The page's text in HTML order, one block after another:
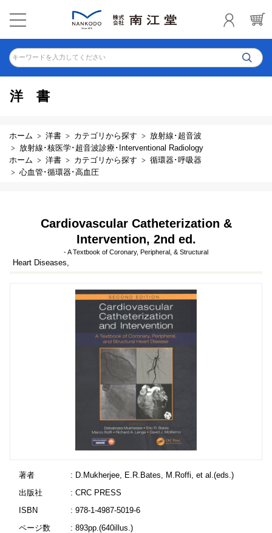
キーワードを入力してください
洋書
ホーム 洋書 カテゴリから探す
放射線･超音波
放射線･核医学･超音波診療･Interventional Radiology
ホーム
洋書 カテゴリから探す
循環器･呼吸器
心血管･循環器･高血圧
Cardiovascular Catheterization &
Intervention, 2nd ed.
- A Textbook of Coronary, Peripheral, & Structural
Heart Diseases,
著者
: D.Mukherjee, E.R.Bates, M.Roffi, et al.(eds.)
出版社
: CRC PRESS
ISBN
: 978-1-4987-5019-6
ページ数
: 893pp.(640illus.)